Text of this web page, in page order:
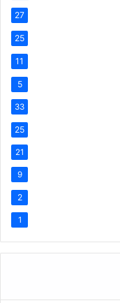
27
25
11
5
33
25
21
9
2
1